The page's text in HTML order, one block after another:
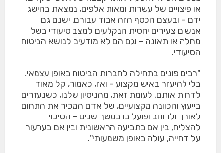
או פיצויים של עשרות ומאות אלפים, נמצאת בהישג
ידם – ובעצם הכסף הזה אבוד עבורם. ישנם גם
אנשים צעירים יחסית הנקלעים למצב סיעודי בשל
מחלה או תאונה – וגם הם לא מודעים לנושא הביטוח
הסיעודי.
"רבים פונים בתחילה לחברות הביטוח באופן עצמאי,
בלי להיעזר באיש מקצוע – ואז, כאמור, קל מאוד
לדחות אותם. לעומת זאת, מהניסיון שלנו, כשנעזרים
בייעוץ והכוונה מקצועיים, של אדם המכיר את התחום
לאורך ולרוחב ופועל בו במשך שנים – הסיכוי
להצליח, בין אם בתביעה הראשונית ובין אם בערעור
על דחייה, עולה באופן משמעותי".